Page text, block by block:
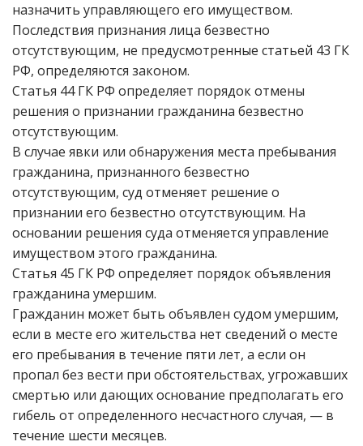
назначить управляющего его имуществом.
Последствия признания лица безвестно
отсутствующим, не предусмотренные статьей 43 ГК
РФ, определяются законом.
Статья 44 ГК РФ определяет порядок отмены
решения о признании гражданина безвестно
отсутствующим.
В случае явки или обнаружения места пребывания
гражданина, признанного безвестно
отсутствующим, суд отменяет решение о
признании его безвестно отсутствующим. На
основании решения суда отменяется управление
имуществом этого гражданина.
Статья 45 ГК РФ определяет порядок объявления
гражданина умершим.
Гражданин может быть объявлен судом умершим,
если в месте его жительства нет сведений о месте
его пребывания в течение пяти лет, а если он
пропал без вести при обстоятельствах, угрожавших
смертью или дающих основание предполагать его
гибель от определенного несчастного случая, — в
течение шести месяцев.